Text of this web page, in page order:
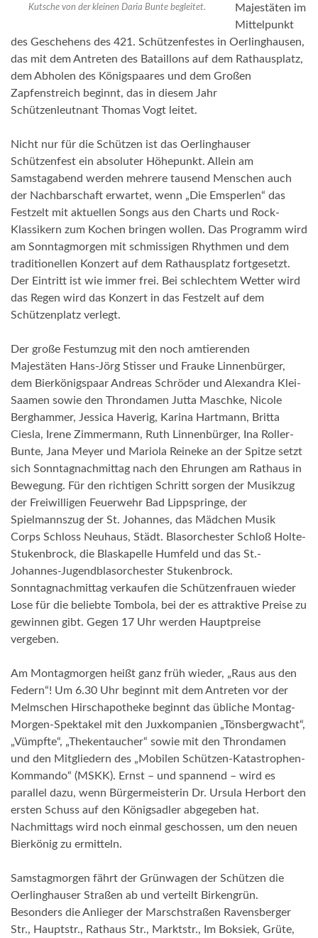
Kutsche von der kleinen Daria Bunte begleitet.
Majestäten im
Mittelpunkt
des Geschehens des 421. Schützenfestes in Oerlinghausen,
das mit dem Antreten des Bataillons auf dem Rathausplatz,
dem Abholen des Königspaares und dem Großen
Zapfenstreich beginnt, das in diesem Jahr
Schützenleutnant Thomas Vogt leitet.
Nicht nur für die Schützen ist das Oerlinghauser
Schützenfest ein absoluter Höhepunkt. Allein am
Samstagabend werden mehrere tausend Menschen auch
der Nachbarschaft erwartet, wenn „Die Emsperlen“ das
Festzelt mit aktuellen Songs aus den Charts und Rock-
Klassikern zum Kochen bringen wollen. Das Programm wird
am Sonntagmorgen mit schmissigen Rhythmen und dem
traditionellen Konzert auf dem Rathausplatz fortgesetzt.
Der Eintritt ist wie immer frei. Bei schlechtem Wetter wird
das Regen wird das Konzert in das Festzelt auf dem
Schützenplatz verlegt.
Der große Festumzug mit den noch amtierenden
Majestäten Hans-Jörg Stisser und Frauke Linnenbürger,
dem Bierkönigspaar Andreas Schröder und Alexandra Klei-
Saamen sowie den Throndamen Jutta Maschke, Nicole
Berghammer, Jessica Haverig, Karina Hartmann, Britta
Ciesla, Irene Zimmermann, Ruth Linnenbürger, Ina Roller-
Bunte, Jana Meyer und Mariola Reineke an der Spitze setzt
sich Sonntagnachmittag nach den Ehrungen am Rathaus in
Bewegung. Für den richtigen Schritt sorgen der Musikzug
der Freiwilligen Feuerwehr Bad Lippspringe, der
Spielmannszug der St. Johannes, das Mädchen Musik
Corps Schloss Neuhaus, Städt. Blasorchester Schloß Holte-
Stukenbrock, die Blaskapelle Humfeld und das St.-
Johannes-Jugendblasorchester Stukenbrock.
Sonntagnachmittag verkaufen die Schützenfrauen wieder
Lose für die beliebte Tombola, bei der es attraktive Preise zu
gewinnen gibt. Gegen 17 Uhr werden Hauptpreise
vergeben.
Am Montagmorgen heißt ganz früh wieder, „Raus aus den
Federn“! Um 6.30 Uhr beginnt mit dem Antreten vor der
Melmschen Hirschapotheke beginnt das übliche Montag-
Morgen-Spektakel mit den Juxkompanien „Tönsbergwacht“,
„Vümpfte“, „Thekentaucher“ sowie mit den Throndamen
und den Mitgliedern des „Mobilen Schützen-Katastrophen-
Kommando“ (MSKK). Ernst – und spannend – wird es
parallel dazu, wenn Bürgermeisterin Dr. Ursula Herbort den
ersten Schuss auf den Königsadler abgegeben hat.
Nachmittags wird noch einmal geschossen, um den neuen
Bierkönig zu ermitteln.
Samstagmorgen fährt der Grünwagen der Schützen die
Oerlinghauser Straßen ab und verteilt Birkengrün.
Besonders die Anlieger der Marschstraßen Ravensberger
Str., Hauptstr., Rathaus Str., Marktstr., Im Boksiek, Grüte,